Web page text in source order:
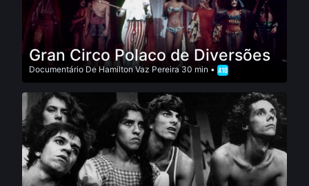
Gran Circo Polaco de Diversões
Documentário De Hamilton Vaz Pereira30 min •